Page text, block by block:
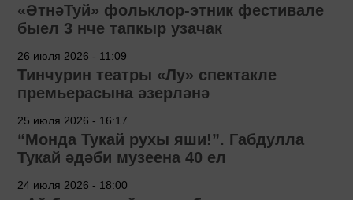
«ӘтнәТуй» фольклор-этник фестивале
быел 3 нче тапкыр узачак
26 июля 2026 - 11:09
Тинчурин театры «Лу» спектакле
премьерасына әзерләнә
25 июля 2026 - 16:17
“Монда Тукай рухы яши!”. Габдулла
Тукай әдәби музеена 40 ел
24 июля 2026 - 18:00